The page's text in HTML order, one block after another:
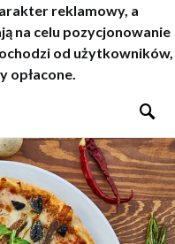
reklamowy, a
na celu pozycjonowanie
od użytkowników,
opłacone.